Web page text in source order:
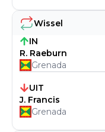
Wissel
IN
R. Raeburn
Grenada
UIT
J. Francis
Grenada